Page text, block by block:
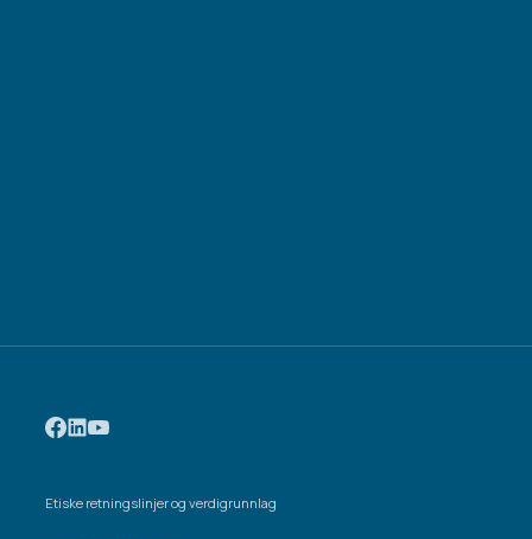
Etiske retningslinjer og verdigrunnlag